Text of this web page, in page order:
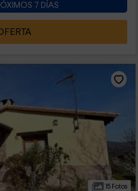
7 DÍAS
15 Fotos